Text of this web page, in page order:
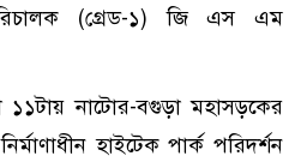
(গ্রেড-১) জি এস এম
নাটোর-বগুড়া মহাসড়কের
হাইটেক পার্ক পরিদর্শন